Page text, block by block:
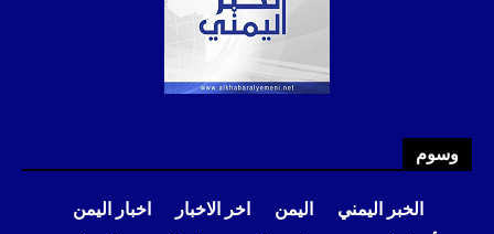
وسوم
الخبر اليمني اليمن اخر الاخبار
اخبار اليمن